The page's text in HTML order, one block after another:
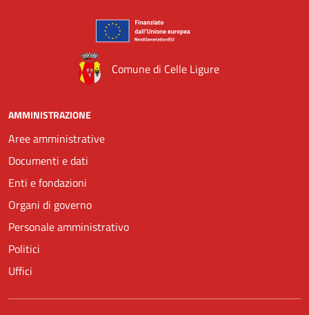
Comune di Celle Ligure
AMMINISTRAZIONE
Aree amministrative
Documenti e dati
Enti e fondazioni
Organi di governo
Personale amministrativo
Politici
Uffici